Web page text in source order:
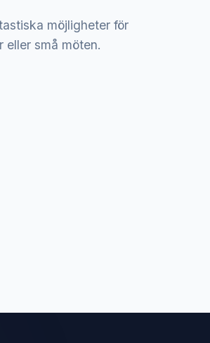
möjligheter för
eller små möten.